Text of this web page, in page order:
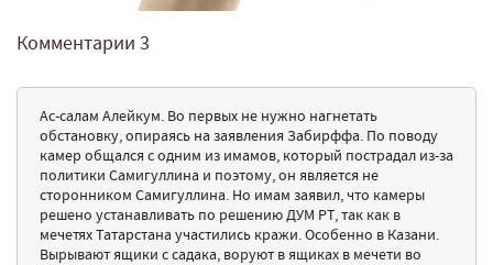
Комментарии 3
Ас-салам Алейкум. Во первых не нужно нагнетать
обстановку, опираясь на заявления Забирффа. По поводу
камер общался с одним из имамов, который пострадал из-за
политики Самигуллина и поэтому, он является не
сторонником Самигуллина. Но имам заявил, что камеры
решено устанавливать по решению ДУМ РТ, так как в
мечетях Татарстана участились кражи. Особенно в Казани.
Вырывают ящики с садака, воруют в ящиках в мечети во